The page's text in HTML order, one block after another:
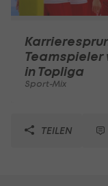
in Topliga
Sport-Mix
TEILEN